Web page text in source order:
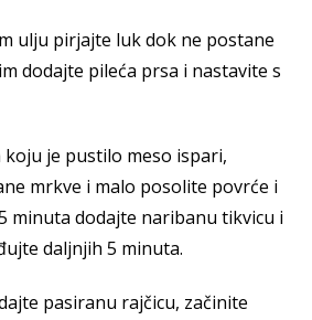
ulju pirjajte luk dok ne postane
dodajte pileća prsa i nastavite s
koju je pustilo meso ispari,
mrkve i malo posolite povrće i
minuta dodajte naribanu tikvicu i
daljnjih 5 minuta.
pasiranu rajčicu, začinite